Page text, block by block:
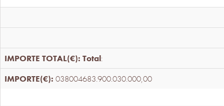
Total:
038004683.900.030.000,00